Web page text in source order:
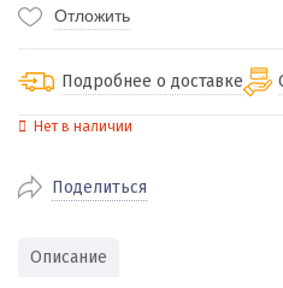
Отложить
Подробнее о доставке
доставка
стоимость доставки
Наличными при
Нет в наличии
Поделиться
Описание